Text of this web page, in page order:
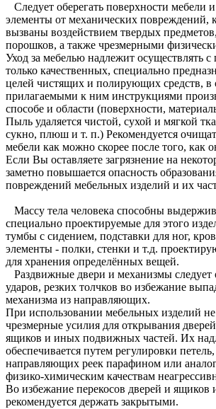
Следует оберегать поверхности мебели
элементы от механических повреждений,
вызваны воздействием твердых
порошков, а также чрезмерными
Уход за мебелью надлежит осуществлять
только качественных, специально
целей чистящих и полирующих средств, в
прилагаемыми к ним инструкциями
способе и области (поверхности,
Пыль удаляется чистой, сухой и мягкой
сукно, плюш и т. п.) Рекомендуется
мебели как можно скорее после того, как
Если Вы оставляете загрязнение на
заметно повышается опасность
повреждений мебельных изделий и их
Массу тела человека способны
специально проектируемые для этого
тумбы с сидением, подставки для ног,
элементы - полки, стенки и т.д.
для хранения определённых вещей.
Раздвижные двери и механизмы следует
ударов, резких толчков во избежание
механизма из направляющих.
При использовании мебельных изделий не
чрезмерные усилия для открывания
ящиков и иных подвижных частей. Их
обеспечивается путем регулировки
направляющих реек парафином или
физико-химическим качествам
Во избежание перекосов дверей и ящиков
рекомендуется держать закрытыми.